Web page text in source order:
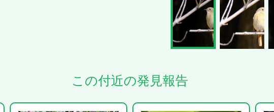
この付近の発見報告